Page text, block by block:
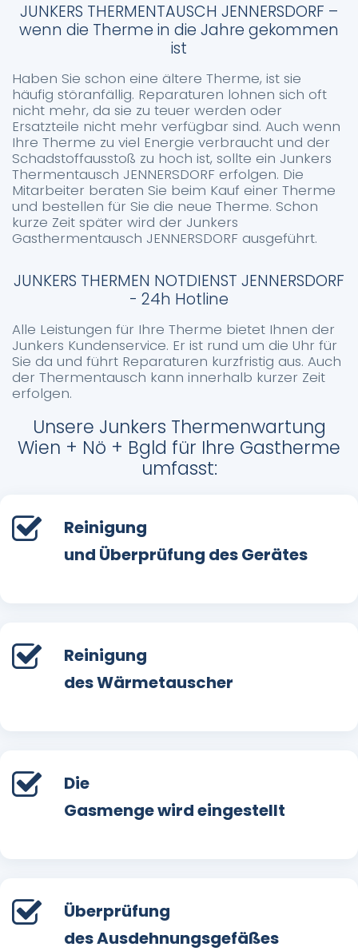
JUNKERS THERMENTAUSCH JENNERSDORF –
wenn die Therme in die Jahre gekommen
ist
Haben Sie schon eine ältere Therme, ist sie
häufig störanfällig. Reparaturen lohnen sich oft
nicht mehr, da sie zu teuer werden oder
Ersatzteile nicht mehr verfügbar sind. Auch wenn
Ihre Therme zu viel Energie verbraucht und der
Schadstoffausstoß zu hoch ist, sollte ein Junkers
Thermentausch JENNERSDORF erfolgen. Die
Mitarbeiter beraten Sie beim Kauf einer Therme
und bestellen für Sie die neue Therme. Schon
kurze Zeit später wird der Junkers
Gasthermentausch JENNERSDORF ausgeführt.
JUNKERS THERMEN NOTDIENST JENNERSDORF
- 24h Hotline
Alle Leistungen für Ihre Therme bietet Ihnen der
Junkers Kundenservice. Er ist rund um die Uhr für
Sie da und führt Reparaturen kurzfristig aus. Auch
der Thermentausch kann innerhalb kurzer Zeit
erfolgen.
Unsere Junkers Thermenwartung
Wien + Nö + Bgld für Ihre Gastherme
umfasst:
Reinigung
und Überprüfung des Gerätes
Reinigung
des Wärmetauscher
Die
Gasmenge wird eingestellt
Überprüfung
des Ausdehnungsgefäßes